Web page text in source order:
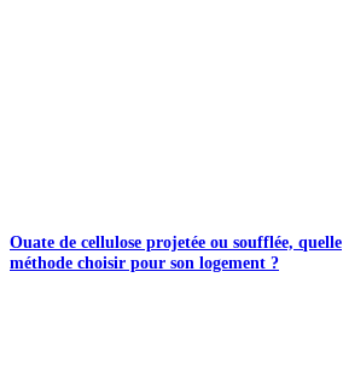
Ouate de cellulose projetée ou soufflée, quelle
méthode choisir pour son logement ?